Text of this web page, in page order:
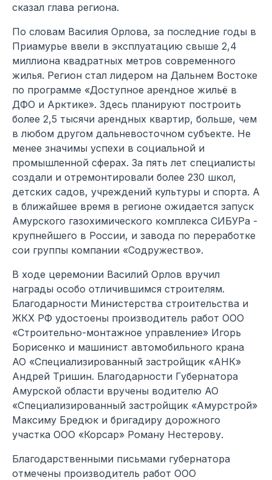
сказал глава региона.
По словам Василия Орлова, за последние годы в
Приамурье ввели в эксплуатацию свыше 2,4
миллиона квадратных метров современного
жилья. Регион стал лидером на Дальнем Востоке
по программе «Доступное арендное жильё в
ДФО и Арктике». Здесь планируют построить
более 2,5 тысячи арендных квартир, больше, чем
в любом другом дальневосточном субъекте. Не
менее значимы успехи в социальной и
промышленной сферах. За пять лет специалисты
создали и отремонтировали более 230 школ,
детских садов, учреждений культуры и спорта. А
в ближайшее время в регионе ожидается запуск
Амурского газохимического комплекса СИБУРа -
крупнейшего в России, и завода по переработке
сои группы компании «Содружество».
В ходе церемонии Василий Орлов вручил
награды особо отличившимся строителям.
Благодарности Министерства строительства и
ЖКХ РФ удостоены производитель работ ООО
«Строительно-монтажное управление» Игорь
Борисенко и машинист автомобильного крана
АО «Специализированный застройщик «АНК»
Андрей Тришин. Благодарности Губернатора
Амурской области вручены водителю АО
«Специализированный застройщик «Амурстрой»
Максиму Бредюк и бригадиру дорожного
участка ООО «Корсар» Роману Нестерову.
Благодарственными письмами губернатора
отмечены производитель работ ООО